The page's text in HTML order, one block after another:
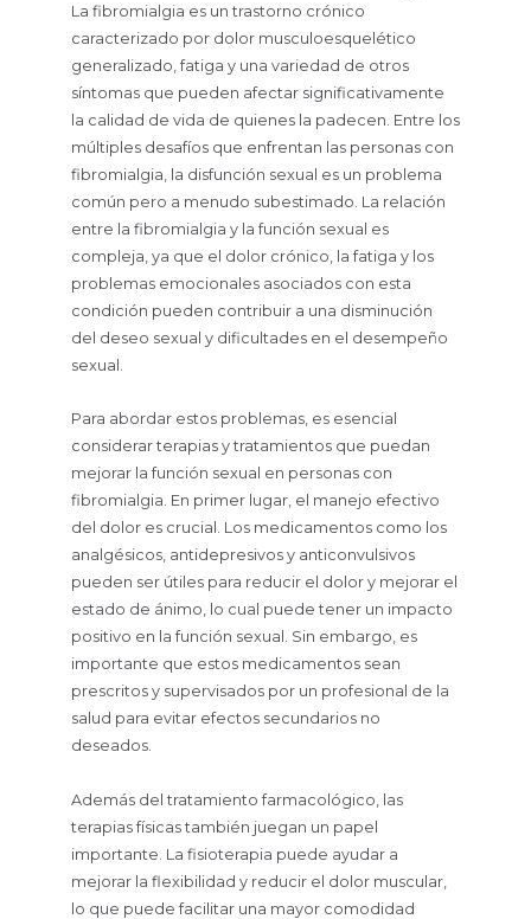
La fibromialgia es un trastorno crónico
caracterizado por dolor musculoesquelético
generalizado, fatiga y una variedad de otros
síntomas que pueden afectar significativamente
la calidad de vida de quienes la padecen. Entre los
múltiples desafíos que enfrentan las personas con
fibromialgia, la disfunción sexual es un problema
común pero a menudo subestimado. La relación
entre la fibromialgia y la función sexual es
compleja, ya que el dolor crónico, la fatiga y los
problemas emocionales asociados con esta
condición pueden contribuir a una disminución
del deseo sexual y dificultades en el desempeño
sexual.
Para abordar estos problemas, es esencial
considerar terapias y tratamientos que puedan
mejorar la función sexual en personas con
fibromialgia. En primer lugar, el manejo efectivo
del dolor es crucial. Los medicamentos como los
analgésicos, antidepresivos y anticonvulsivos
pueden ser útiles para reducir el dolor y mejorar el
estado de ánimo, lo cual puede tener un impacto
positivo en la función sexual. Sin embargo, es
importante que estos medicamentos sean
prescritos y supervisados por un profesional de la
salud para evitar efectos secundarios no
deseados.
Además del tratamiento farmacológico, las
terapias físicas también juegan un papel
importante. La fisioterapia puede ayudar a
mejorar la flexibilidad y reducir el dolor muscular,
lo que puede facilitar una mayor comodidad